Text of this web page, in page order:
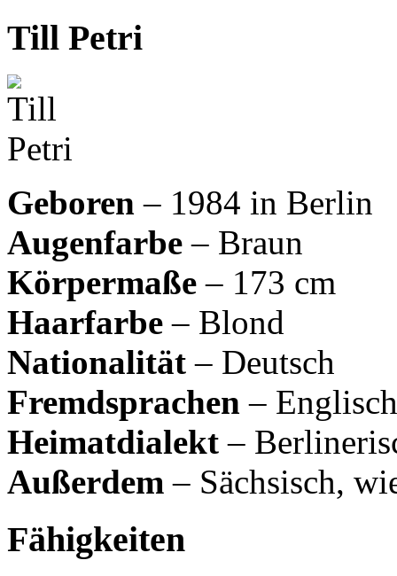
Till Petri
Geboren – 1984 in Berlin
Augenfarbe – Braun
Körpermaße – 173 cm
Haarfarbe – Blond
Nationalität – Deutsch
Fremdsprachen –
Heimatdialekt –
Außerdem – Sächsisch,
Fähigkeiten